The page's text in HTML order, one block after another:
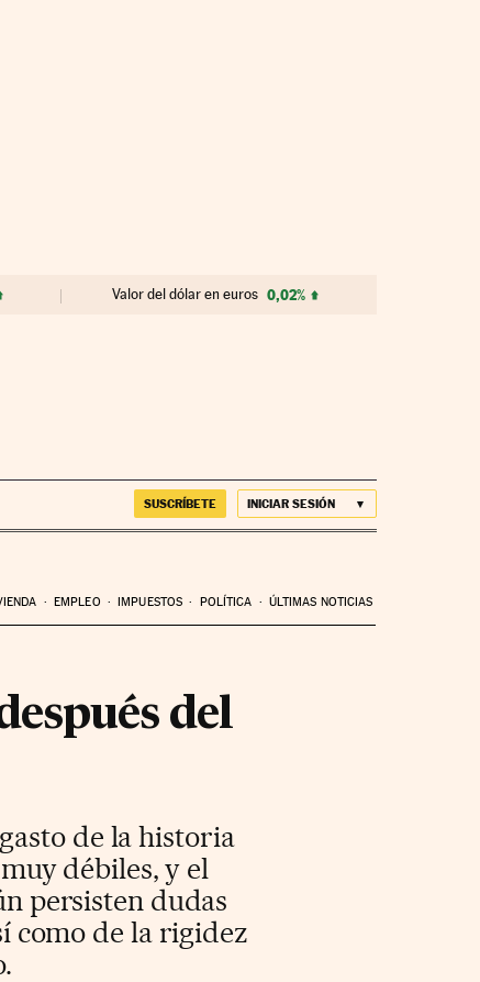
Valor del dólar en euros 0,02%
SUSCRÍBETE INICIAR SESIÓN
EMPLEO IMPUESTOS POLÍTICA ÚLTIMAS NOTICIAS
del
de la historia
débiles, y el
persisten dudas
como de la rigidez